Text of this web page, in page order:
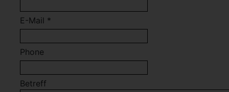
E-Mail *
Phone
Betreff